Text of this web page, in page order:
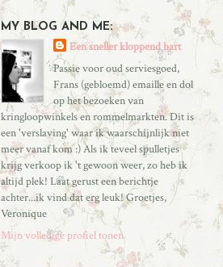
MY BLOG AND ME:
Een sneller kloppend hart
Passie voor oud serviesgoed,
Frans (gebloemd) emaille en dol
op het bezoeken van
kringloopwinkels en rommelmarkten. Dit is
een 'verslaving' waar ik waarschijnlijk niet
meer vanaf kom :) Als ik teveel spulletjes
krijg verkoop ik 't gewoon weer, zo heb ik
altijd plek! Laat gerust een berichtje
achter...ik vind dat erg leuk! Groetjes,
Veronique
Mijn volledige profiel tonen